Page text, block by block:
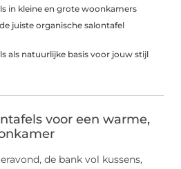
in kleine en grote woonkamers
juiste organische salontafel
als natuurlijke basis voor jouw stijl
voor een warme,
de bank vol kussens,